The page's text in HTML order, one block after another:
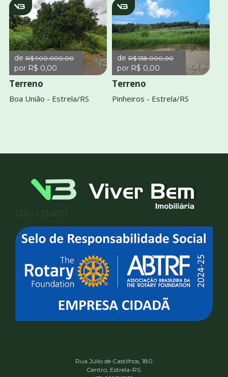
v3025
de R$ 900.000,00
por R$ 0,00
Terreno
Boa União - Estrela/RS
v3738
deR$ 138.000,00
por R$ 0,00
Terreno
Pinheiros - Estrela/RS
CRECI 23.687J
Rua Júlio de Castilhos, 180
Centro, Estrela-RS.